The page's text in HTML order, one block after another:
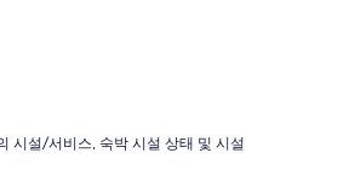
시설/서비스, 숙박 시설 상태 및 시설